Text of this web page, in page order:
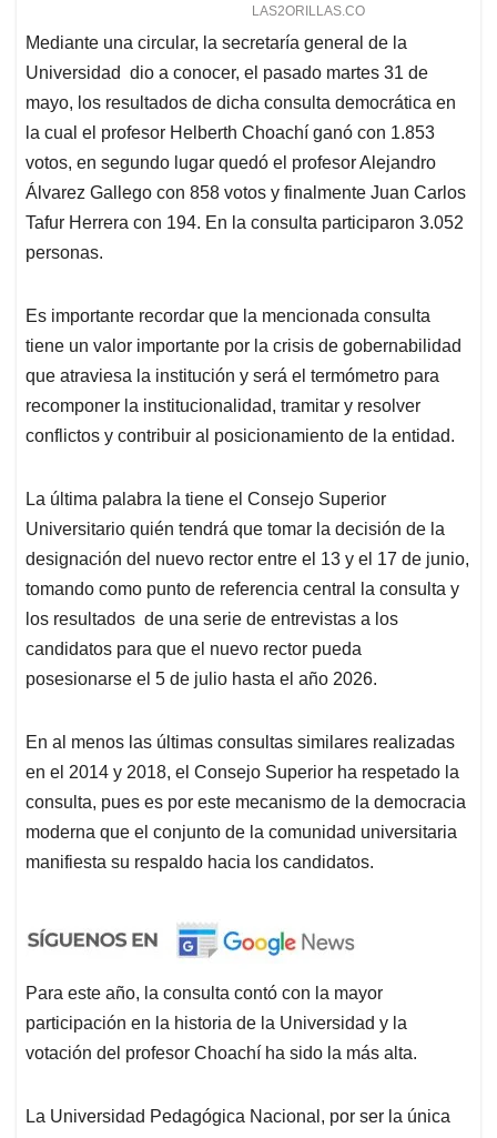
Mediante una circular, la secretaría general de la
Universidad dio a conocer, el pasado martes 31 de
mayo, los resultados de dicha consulta democrática en
la cual el profesor Helberth Choachí ganó con 1.853
votos, en segundo lugar quedó el profesor Alejandro
Álvarez Gallego con 858 votos y finalmente Juan Carlos
Tafur Herrera con 194. En la consulta participaron 3.052
personas.
Es importante recordar que la mencionada consulta
tiene un valor importante por la crisis de gobernabilidad
que atraviesa la institución y será el termómetro para
recomponer la institucionalidad, tramitar y resolver
conflictos y contribuir al posicionamiento de la entidad.
La última palabra la tiene el Consejo Superior
Universitario quién tendrá que tomar la decisión de la
designación del nuevo rector entre el 13 y el 17 de junio,
tomando como punto de referencia central la consulta y
los resultados de una serie de entrevistas a los
candidatos para que el nuevo rector pueda
posesionarse el 5 de julio hasta el año 2026.
En al menos las últimas consultas similares realizadas
en el 2014 y 2018, el Consejo Superior ha respetado la
consulta, pues es por este mecanismo de la democracia
moderna que el conjunto de la comunidad universitaria
manifiesta su respaldo hacia los candidatos.
Para este año, la consulta contó con la mayor
participación en la historia de la Universidad y la
votación del profesor Choachí ha sido la más alta.
La Universidad Pedagógica Nacional, por ser la única